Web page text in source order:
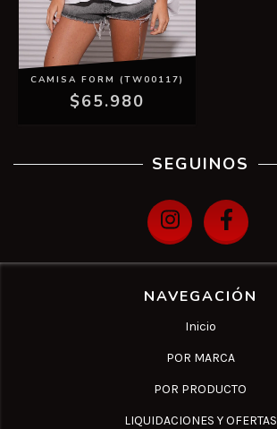
CAMISA FORM (TW00117)
$65.980
SEGUINOS
NAVEGACIÓN
Inicio
POR MARCA
POR PRODUCTO
LIQUIDACIONES Y OFERTAS